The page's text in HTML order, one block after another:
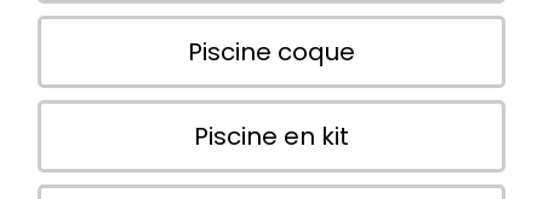
Piscine coque
Piscine en kit